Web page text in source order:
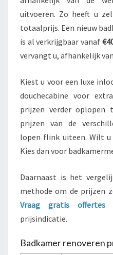
uitvoeren. Zo heeft u
totaalprijs. Een nieuw
is al verkrijgbaar vanaf
vervangt u, afhankelijk
Kiest u voor een luxe
douchecabine voor
prijzen verder
prijzen van de
lopen flink uiteen. Wilt u
Kies dan voor
Daarnaast is het
methode om de prijzen
Vraag gratis offertes
prijsindicatie.
Badkamer renoveren